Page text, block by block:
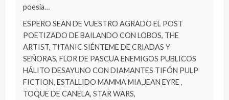
poesía…
ESPERO SEAN DE VUESTRO AGRADO EL POST
POETIZADO DE BAILANDO CON LOBOS, THE
ARTIST, TITANIC SIÉNTEME DE CRIADAS Y
SEÑORAS, FLOR DE PASCUA ENEMIGOS PUBLICOS
HÁLITO DESAYUNO CON DIAMANTES TIFÓN PULP
FICTION, ESTALLIDO MAMMA MIA,JEAN EYRE ,
TOQUE DE CANELA, STAR WARS,